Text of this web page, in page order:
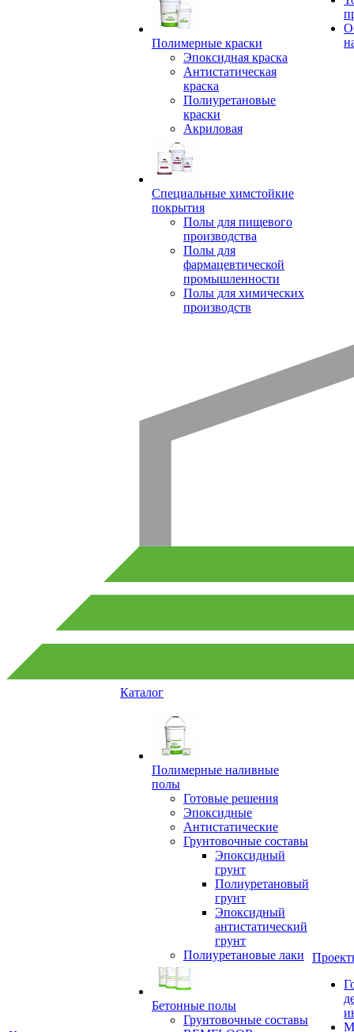
Полимерные краски
Эпоксидная краска
Антистатическая
краска
Полиуретановые
краски
Акриловая
Специальные химстойкие
покрытия
Полы для пищевого
производства
Полы для
фармацевтической
промышленности
Полы для химических
производств
Каталог
Полимерные наливные
полы
Готовые решения
Эпоксидные
Антистатические
Грунтовочные составы
Эпоксидный
грунт
Полиуретановый
грунт
Эпоксидный
антистатический
грунт
Полиуретановые лаки
Бетонные полы
Грунтовочные составы